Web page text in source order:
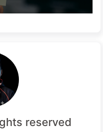
reserved